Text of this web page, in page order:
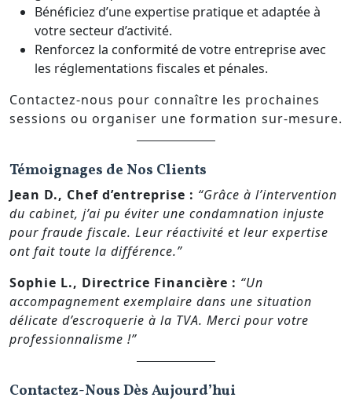
Bénéficiez d’une expertise pratique et adaptée à
votre secteur d’activité.
Renforcez la conformité de votre entreprise avec
les réglementations fiscales et pénales.
Contactez-nous pour connaître les prochaines
sessions ou organiser une formation sur-mesure.
Témoignages de Nos Clients
Jean D., Chef d’entreprise : “Grâce à l’intervention
du cabinet, j’ai pu éviter une condamnation injuste
pour fraude fiscale. Leur réactivité et leur expertise
ont fait toute la différence.”
Sophie L., Directrice Financière : “Un
accompagnement exemplaire dans une situation
délicate d’escroquerie à la TVA. Merci pour votre
professionnalisme !”
Contactez-Nous Dès Aujourd’hui